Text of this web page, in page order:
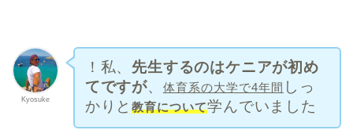
Kyosuke
！私、 先生するのはケニアが初め
てですが、 体育系の大学で4年間 しっ
かりと教育について学んでいました